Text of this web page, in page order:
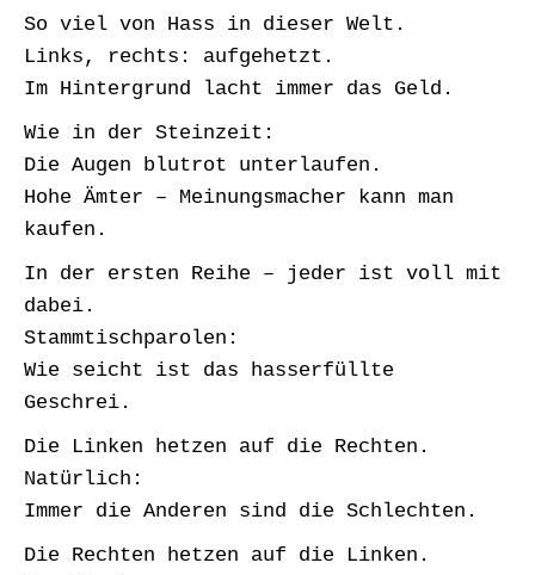
So viel von Hass in dieser Welt.
Links, rechts: aufgehetzt.
Im Hintergrund lacht immer das Geld.
Wie in der Steinzeit:
Die Augen blutrot unterlaufen.
Hohe Ämter – Meinungsmacher kann man
kaufen.
In der ersten Reihe – jeder ist voll mit
dabei.
Stammtischparolen:
Wie seicht ist das hasserfüllte
Geschrei.
Die Linken hetzen auf die Rechten.
Natürlich:
Immer die Anderen sind die Schlechten.
Die Rechten hetzen auf die Linken.